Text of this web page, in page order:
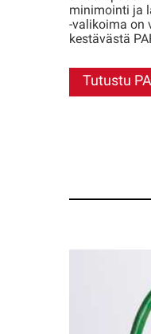
minimointi ja
‑valikoima on
kestävästä
Tutustu